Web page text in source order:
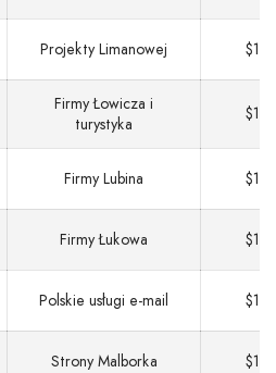
Projekty Limanowej $13
Firmy Łowicza i
turystyka
$13
Firmy Lubina $13
Firmy Łukowa $13
Polskie usługi e‑mail $13
Strony Malborka $13